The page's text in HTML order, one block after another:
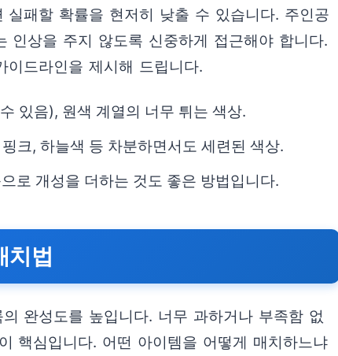
패할 확률을 현저히 낮출 수 있습니다. 주인공
인상을 주지 않도록 신중하게 접근해야 합니다.
드라인을 제시해 드립니다.
있음), 원색 계열의 너무 튀는 색상.
크, 하늘색 등 차분하면서도 세련된 색상.
로 개성을 더하는 것도 좋은 방법입니다.
치법
완성도를 높입니다. 너무 과하거나 부족함 없
핵심입니다. 어떤 아이템을 어떻게 매치하느냐